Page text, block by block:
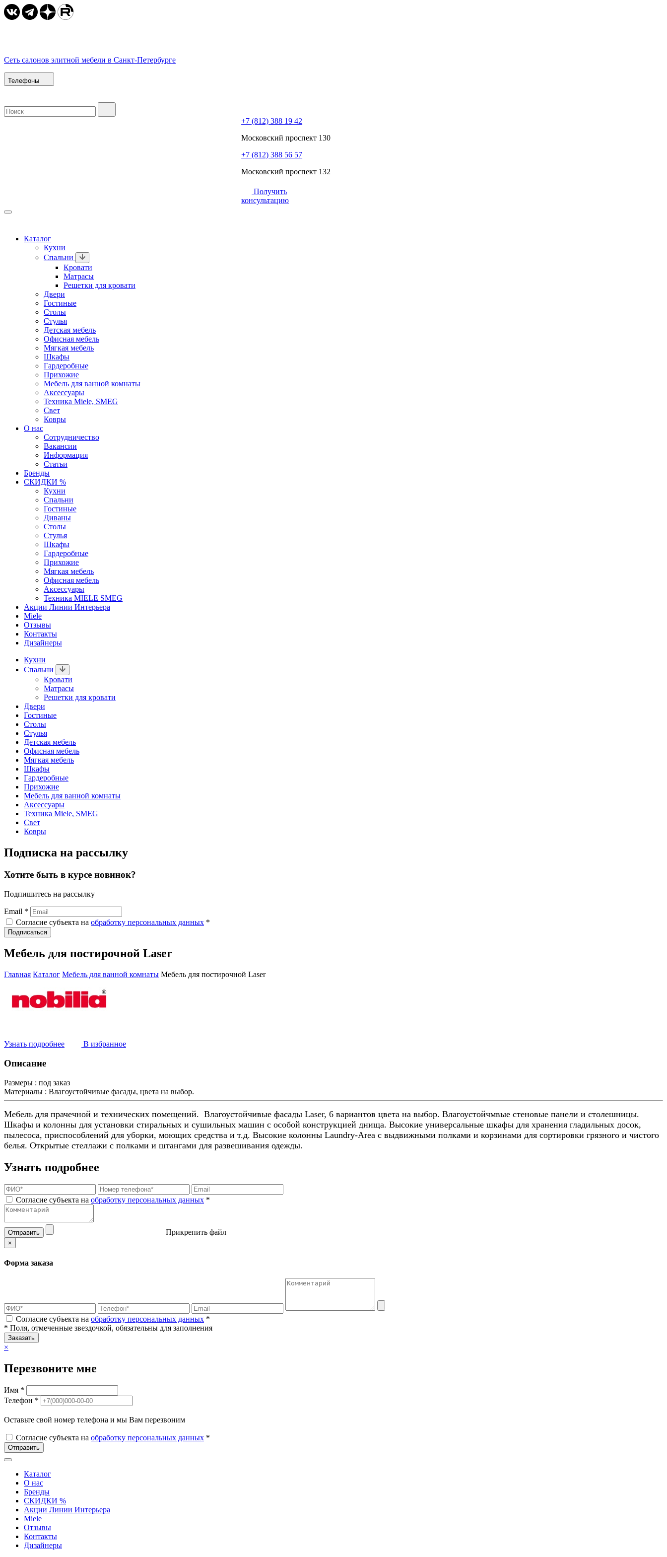
Сеть салонов элитной мебели в Санкт-Петербурге
Телефоны
+7 (812) 388 19 42
Московский проспект 130
+7 (812) 388 56 57
Московский проспект 132
Получить
консультацию
Каталог
Кухни
Спальни
Кровати
Матрасы
Решетки для кровати
Двери
Гостиные
Столы
Стулья
Детская мебель
Офисная мебель
Мягкая мебель
Шкафы
Гардеробные
Прихожие
Мебель для ванной комнаты
Аксессуары
Техника Miele, SMEG
Свет
Ковры
О нас
Сотрудничество
Вакансии
Информация
Статьи
Бренды
СКИДКИ %
Кухни
Спальни
Гостиные
Диваны
Столы
Стулья
Шкафы
Гардеробные
Прихожие
Мягкая мебель
Офисная мебель
Аксессуары
Техника MIELE SMEG
Акции Линии Интерьера
Miele
Отзывы
Контакты
Дизайнеры
Кухни
Спальни
Кровати
Матрасы
Решетки для кровати
Двери
Гостиные
Столы
Стулья
Детская мебель
Офисная мебель
Мягкая мебель
Шкафы
Гардеробные
Прихожие
Мебель для ванной комнаты
Аксессуары
Техника Miele, SMEG
Свет
Ковры
Подписка на рассылку
Хотите быть в курсе новинок?
Подпишитесь на рассылку
Email *
Согласие субъекта на обработку персональных данных *
Подписаться
Мебель для постирочной Laser
Главная Каталог Мебель для ванной комнаты Мебель для постирочной Laser
Узнать подробнее В избранное
Описание
Размеры : под заказ
Материалы : Влагоустойчивые фасады, цвета на выбор.
Мебель для прачечной и технических помещений. Влагоустойчивые фасады Laser, 6 вариантов цвета на выбор. Влагоустойчмвые стеновые панели и столешницы.
Шкафы и колонны для установки стиральных и сушильных машин с особой конструкцией днища. Высокие универсальные шкафы для хранения гладильных досок,
пылесоса, приспособлений для уборки, моющих средства и т.д. Высокие колонны Laundry-Area с выдвижными полками и корзинами для сортировки грязного и чистого
белья. Открытые стеллажи с полками и штангами для развешивания одежды.
Узнать подробнее
Согласие субъекта на обработку персональных данных *
Отправить Прикрепить файл
×
Форма заказа
Согласие субъекта на обработку персональных данных *
* Поля, отмеченные звездочкой, обязательны для заполнения
Заказать
×
Перезвоните мне
Имя *
Телефон *
Оставьте свой номер телефона и мы Вам перезвоним
Согласие субъекта на обработку персональных данных *
Отправить
Каталог
О нас
Бренды
СКИДКИ %
Акции Линии Интерьера
Miele
Отзывы
Контакты
Дизайнеры